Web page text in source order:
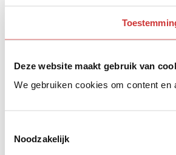
Deze website maakt gebruik van
We gebruiken cookies om content
Noodzakelijk